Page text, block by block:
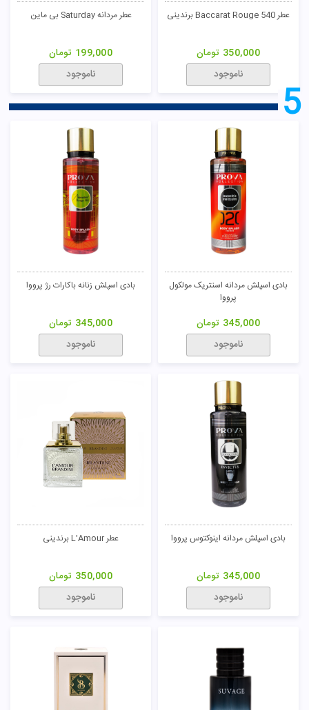
عطر Baccarat Rouge 540 برندینی
350,000 تومان
ناموجود
عطر مردانه Saturday بی ماین
199,000 تومان
ناموجود
5
بادی اسپلش مردانه اسنتریک مولکول
پرووا
345,000 تومان
ناموجود
بادی اسپلش زنانه باکارات رژ پرووا
345,000 تومان
ناموجود
بادی اسپلش مردانه اینوکتوس پرووا
345,000 تومان
ناموجود
عطر L'Amour برندینی
350,000 تومان
ناموجود